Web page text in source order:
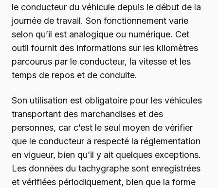
le conducteur du véhicule depuis le début de la
journée de travail. Son fonctionnement varie
selon qu’il est analogique ou numérique. Cet
outil fournit des informations sur les kilomètres
parcourus par le conducteur, la vitesse et les
temps de repos et de conduite.
Son utilisation est obligatoire pour les véhicules
transportant des marchandises et des
personnes, car c’est le seul moyen de vérifier
que le conducteur a respecté la réglementation
en vigueur, bien qu’il y ait quelques exceptions.
Les données du tachygraphe sont enregistrées
et vérifiées périodiquement, bien que la forme